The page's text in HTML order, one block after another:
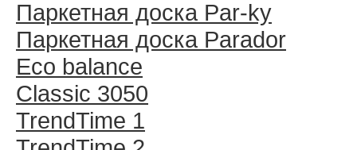
Паркетная доска Par-ky
Паркетная доска Parador
Eco balance
Classic 3050
TrendTime 1